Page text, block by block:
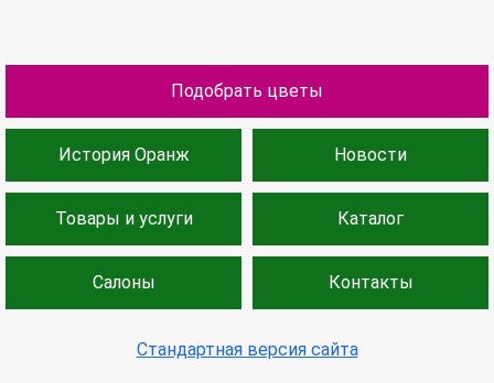
Подобрать цветы
История Оранж Новости
Товары и услуги Каталог
Салоны Контакты
Стандартная версия сайта